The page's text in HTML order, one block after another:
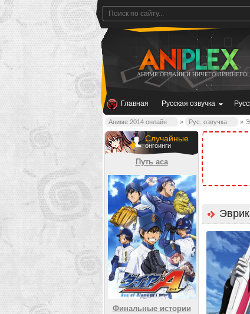
АНИМЕ ОНЛАЙН И НИЧЕГО ЛИШНЕГО!
Главная Русская озвучка
Аниме 2014 онлайн » Рус. озвучка »
Случайные
онгоинги
Путь аса
Финальные истории